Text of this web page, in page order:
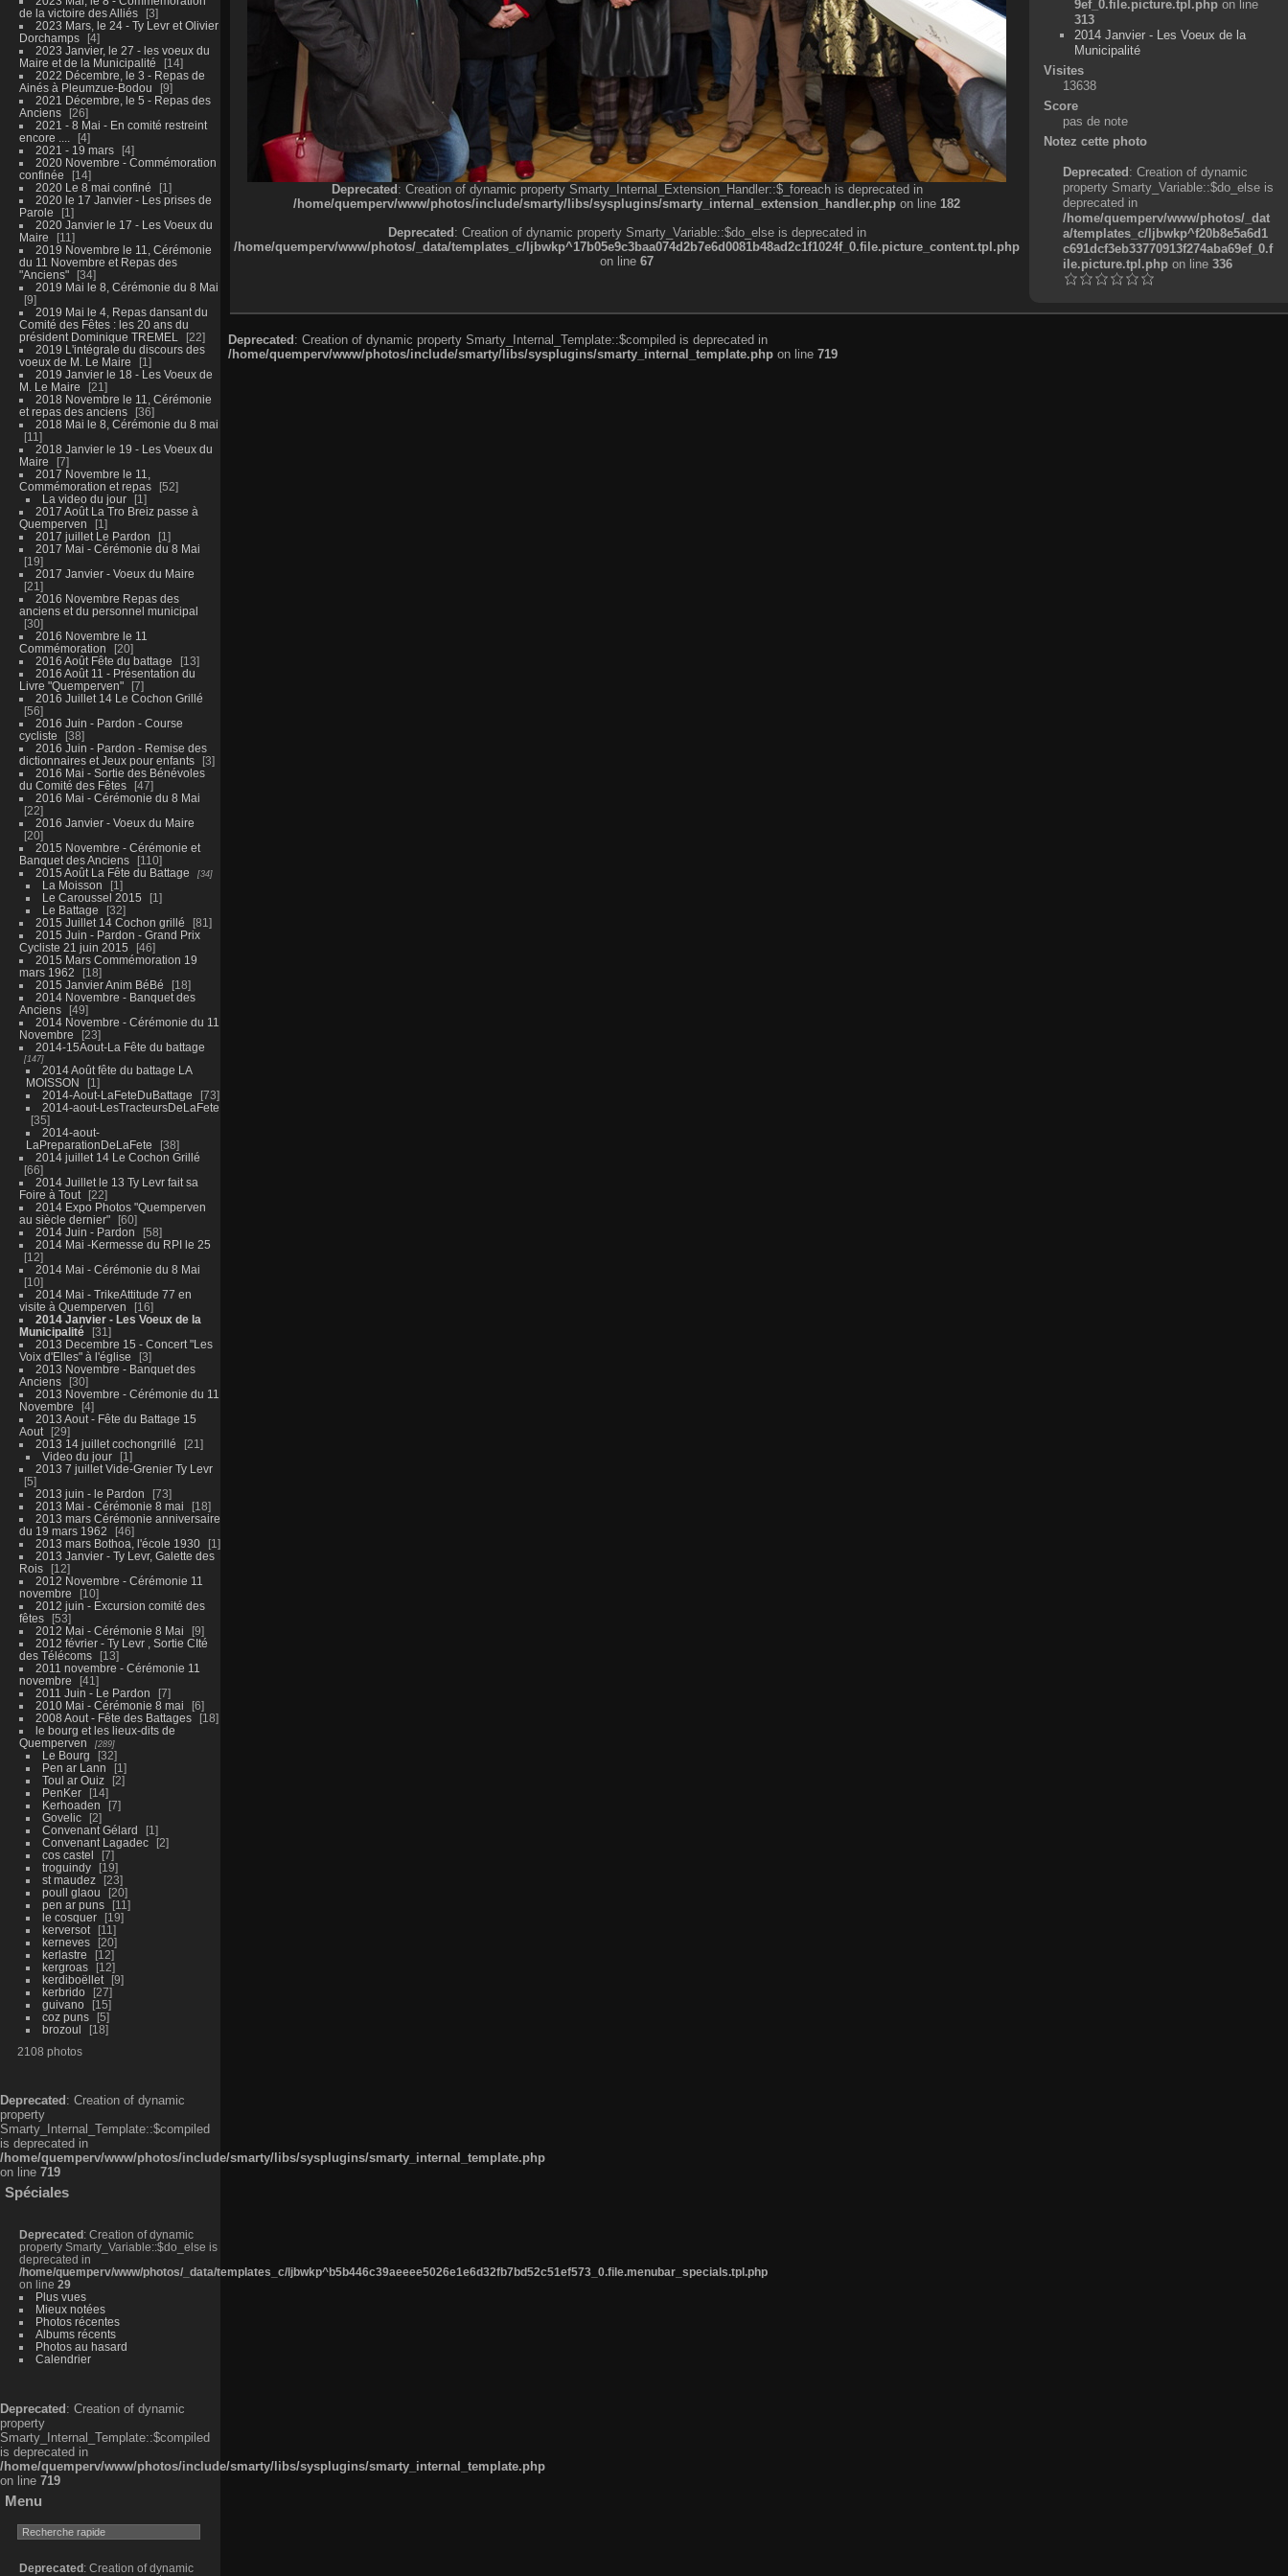
de la victoire des Alliés
3
2023 Mars, le 24 - Ty Levr et Olivier
Dorchamps
4
2023 Janvier, le 27 - les voeux du
Maire et de la Municipalité
14
2022 Décembre, le 3 - Repas de
Ainés à Pleumzue-Bodou
9
2021 Décembre, le 5 - Repas des
Anciens
26
2021 - 8 Mai - En comité restreint
encore ....
4
2021 - 19 mars
4
2020 Novembre - Commémoration
confinée
14
2020 Le 8 mai confiné
1
2020 le 17 Janvier - Les prises de
Parole
1
2020 Janvier le 17 - Les Voeux du
Maire
11
2019 Novembre le 11, Cérémonie
du 11 Novembre et Repas des
"Anciens"
34
2019 Mai le 8, Cérémonie du 8 Mai
9
2019 Mai le 4, Repas dansant du
Comité des Fêtes : les 20 ans du
président Dominique TREMEL
22
2019 L'intégrale du discours des
voeux de M. Le Maire
1
2019 Janvier le 18 - Les Voeux de
M. Le Maire
21
2018 Novembre le 11, Cérémonie
et repas des anciens
36
2018 Mai le 8, Cérémonie du 8 mai
11
2018 Janvier le 19 - Les Voeux du
Maire
7
2017 Novembre le 11,
Commémoration et repas
52
La video du jour
1
2017 Août La Tro Breiz passe à
Quemperven
1
2017 juillet Le Pardon
1
2017 Mai - Cérémonie du 8 Mai
19
2017 Janvier - Voeux du Maire
21
2016 Novembre Repas des
anciens et du personnel municipal
30
2016 Novembre le 11
Commémoration
20
2016 Août Fête du battage
13
2016 Août 11 - Présentation du
Livre "Quemperven"
7
2016 Juillet 14 Le Cochon Grillé
56
2016 Juin - Pardon - Course
cycliste
38
2016 Juin - Pardon - Remise des
dictionnaires et Jeux pour enfants
3
2016 Mai - Sortie des Bénévoles
du Comité des Fêtes
47
2016 Mai - Cérémonie du 8 Mai
22
2016 Janvier - Voeux du Maire
20
2015 Novembre - Cérémonie et
Banquet des Anciens
110
2015 Août La Fête du Battage
34
La Moisson
1
Le Caroussel 2015
1
Le Battage
32
2015 Juillet 14 Cochon grillé
81
2015 Juin - Pardon - Grand Prix
Cycliste 21 juin 2015
46
2015 Mars Commémoration 19
mars 1962
18
2015 Janvier Anim BéBé
18
2014 Novembre - Banquet des
Anciens
49
2014 Novembre - Cérémonie du 11
Novembre
23
2014-15Aout-La Fête du battage
147
2014 Août fête du battage LA
MOISSON
1
2014-Aout-LaFeteDuBattage
73
2014-aout-LesTracteursDeLaFete
35
2014-aout-
LaPreparationDeLaFete
38
2014 juillet 14 Le Cochon Grillé
66
2014 Juillet le 13 Ty Levr fait sa
Foire à Tout
22
2014 Expo Photos "Quemperven
au siècle dernier"
60
2014 Juin - Pardon
58
2014 Mai -Kermesse du RPI le 25
12
2014 Mai - Cérémonie du 8 Mai
10
2014 Mai - TrikeAttitude 77 en
visite à Quemperven
16
2014 Janvier - Les Voeux de la
Municipalité
31
2013 Decembre 15 - Concert "Les
Voix d'Elles" à l'église
3
2013 Novembre - Banquet des
Anciens
30
2013 Novembre - Cérémonie du 11
Novembre
4
2013 Aout - Fête du Battage 15
Aout
29
2013 14 juillet cochongrillé
21
Video du jour
1
2013 7 juillet Vide-Grenier Ty Levr
5
2013 juin - le Pardon
73
2013 Mai - Cérémonie 8 mai
18
2013 mars Cérémonie anniversaire
du 19 mars 1962
46
2013 mars Bothoa, l'école 1930
1
2013 Janvier - Ty Levr, Galette des
Rois
12
2012 Novembre - Cérémonie 11
novembre
10
2012 juin - Excursion comité des
fêtes
53
2012 Mai - Cérémonie 8 Mai
9
2012 février - Ty Levr , Sortie CIté
des Télécoms
13
2011 novembre - Cérémonie 11
novembre
41
2011 Juin - Le Pardon
7
2010 Mai - Cérémonie 8 mai
6
2008 Aout - Fête des Battages
18
le bourg et les lieux-dits de
Quemperven
289
Le Bourg
32
Pen ar Lann
1
Toul ar Ouiz
2
PenKer
14
Kerhoaden
7
Govelic
2
Convenant Gélard
1
Convenant Lagadec
2
cos castel
7
troguindy
19
st maudez
23
poull glaou
20
pen ar puns
11
le cosquer
19
kerversot
11
kerneves
20
kerlastre
12
kergroas
12
kerdiboëllet
9
kerbrido
27
guivano
15
coz puns
5
brozoul
18
2108 photos
Deprecated : Creation of dynamic
property
Smarty_Internal_Template::$compiled
is deprecated in
/home/quemperv/www/photos/include/smarty/libs/sysplugins/smarty_internal_template.php
on line 719
Spéciales
Deprecated : Creation of dynamic
property Smarty_Variable::$do_else is
deprecated in
/home/quemperv/www/photos/_data/templates_c/ljbwkp^b5b446c39aeeee5026e1e6d32fb7bd52c51ef573_0.file.menubar_specials.tpl.php
on line 29
Plus vues
Mieux notées
Photos récentes
Albums récents
Photos au hasard
Calendrier
Deprecated : Creation of dynamic
property
Smarty_Internal_Template::$compiled
is deprecated in
/home/quemperv/www/photos/include/smarty/libs/sysplugins/smarty_internal_template.php
on line 719
Menu
Deprecated : Creation of dynamic
Deprecated: Creation of dynamic property Smarty_Internal_Extension_Handler::$_foreach is deprecated in
/home/quemperv/www/photos/include/smarty/libs/sysplugins/smarty_internal_extension_handler.php on line 182
Deprecated: Creation of dynamic property Smarty_Variable::$do_else is deprecated in
/home/quemperv/www/photos/_data/templates_c/ljbwkp^17b05e9c3baa074d2b7e6d0081b48ad2c1f1024f_0.file.picture_content.tpl.php
on line 67
9ef_0.file.picture.tpl.php on line
313
2014 Janvier - Les Voeux de la
Municipalité
Visites
13638
Score
pas de note
Notez cette photo
Deprecated: Creation of dynamic
property Smarty_Variable::$do_else is
deprecated in
/home/quemperv/www/photos/_dat
a/templates_c/ljbwkp^f20b8e5a6d1
c691dcf3eb33770913f274aba69ef_0.f
ile.picture.tpl.phpon line 336
Deprecated: Creation of dynamic property Smarty_Internal_Template::$compiled is deprecated in
/home/quemperv/www/photos/include/smarty/libs/sysplugins/smarty_internal_template.php on line 719